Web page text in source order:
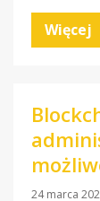
Więcej
24 marca